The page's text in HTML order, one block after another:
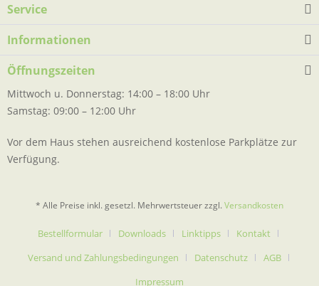
Service
Informationen
Öffnungszeiten
Mittwoch u. Donnerstag: 14:00 – 18:00 Uhr
Samstag: 09:00 – 12:00 Uhr
Vor dem Haus stehen ausreichend kostenlose Parkplätze zur
Verfügung.
* Alle Preise inkl. gesetzl. Mehrwertsteuer zzgl. Versandkosten
Bestellformular Downloads Linktipps
Kontakt
Versand und Zahlungsbedingungen
Datenschutz
AGB
Impressum